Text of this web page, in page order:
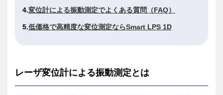
変位計による振動測定でよくある質問（FAQ）
低価格で高精度な変位測定ならSmart LPS 1D
レーザ変位計による振動測定とは